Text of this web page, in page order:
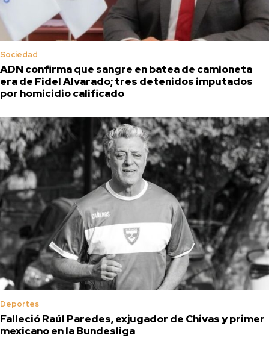
Sociedad
ADN confirma que sangre en batea de camioneta
era de Fidel Alvarado; tres detenidos imputados
por homicidio calificado
Deportes
Falleció Raúl Paredes, exjugador de Chivas y primer
mexicano en la Bundesliga